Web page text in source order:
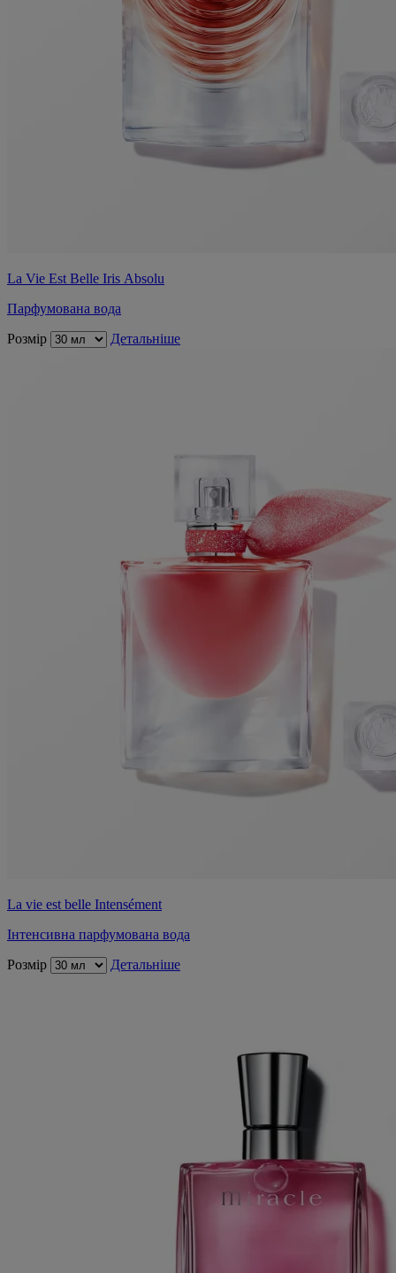
La Vie Est Belle Iris Absolu
Парфумована вода
Розмір
Детальніше
La vie est belle Intensément
Інтенсивна парфумована вода
Розмір
Детальніше